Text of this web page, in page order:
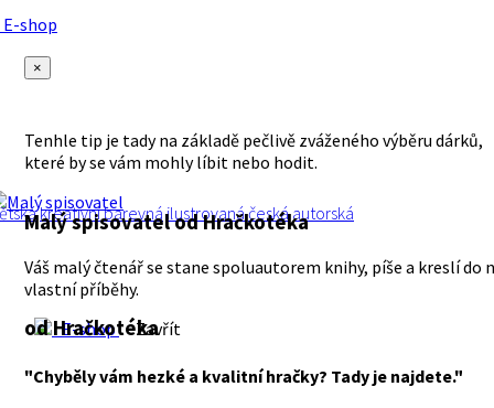
shop
×
Tenhle tip je tady na základě pečlivě zváženého výběru dárků,
které by se vám mohly líbit nebo hodit.
kreativníbarevná ilustrovaná česká autorská
Malý spisovatelod Hračkotéka
Váš malý čtenář se stane spoluautorem knihy, píše a kreslí do
vlastní příběhy.
E-shop Zavřít
od Hračkotéka
"Chyběly vám hezké a kvalitní hračky? Tady je najdete."